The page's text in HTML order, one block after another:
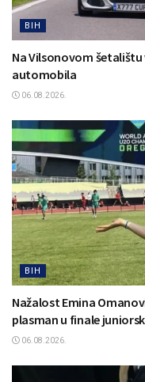
BIH
Na Vilsonovom
automobila
06.08.2026.
BIH
Nažalost Emina
plasman u finale
06.08.2026.